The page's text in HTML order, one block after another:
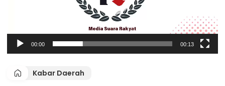
00:00 00:13
Kabar Daerah